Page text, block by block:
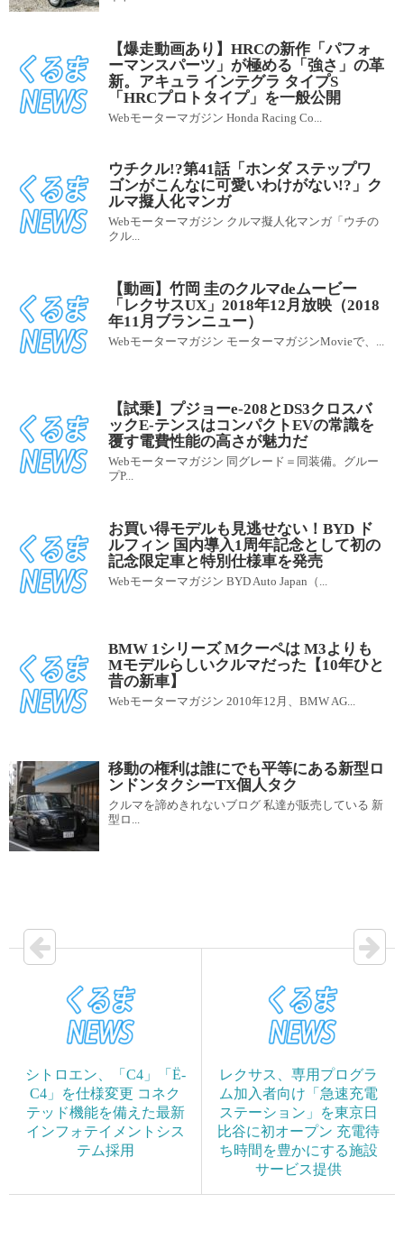
【爆走動画あり】HRCの新作「パフォ
ーマンスパーツ」が極める「強さ」の革
新。アキュラ インテグラ タイプS
「HRCプロトタイプ」を一般公開
Webモーターマガジン Honda Racing Co...
ウチクル!?第41話「ホンダ ステップワ
ゴンがこんなに可愛いわけがない!?」ク
ルマ擬人化マンガ
Webモーターマガジン クルマ擬人化マンガ「ウチの
クル...
【動画】竹岡 圭のクルマdeムービー
「レクサスUX」2018年12月放映（2018
年11月ブランニュー）
Webモーターマガジン モーターマガジンMovieで、...
【試乗】プジョーe-208とDS3クロスバ
ックE-テンスはコンパクトEVの常識を
覆す電費性能の高さが魅力だ
Webモーターマガジン 同グレード＝同装備。グルー
プP...
お買い得モデルも見逃せない！BYD ド
ルフィン 国内導入1周年記念として初の
記念限定車と特別仕様車を発売
Webモーターマガジン BYD Auto Japan（...
BMW 1シリーズ Mクーペは M3よりも
Mモデルらしいクルマだった【10年ひと
昔の新車】
Webモーターマガジン 2010年12月、BMW AG...
移動の権利は誰にでも平等にある新型ロ
ンドンタクシーTX個人タク
クルマを諦めきれないブログ 私達が販売している 新
型ロ...
シトロエン、「C4」「Ë-
C4」を仕様変更 コネク
テッド機能を備えた最新
インフォテイメントシス
テム採用
レクサス、専用プログラ
ム加入者向け「急速充電
ステーション」を東京日
比谷に初オープン 充電待
ち時間を豊かにする施設
サービス提供